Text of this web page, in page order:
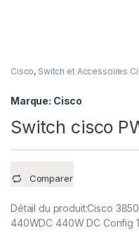
Cisco, Switch et Accessoires
Marque: Cisco
Switch cisco
Comparer
Détail du produit:Cisco
440WDC 440W DC Config